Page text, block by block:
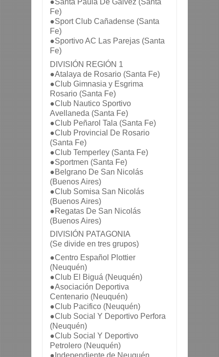
Fe)
●Sport Club Cañadense (Santa
Fe)
●Sportivo AC Las Parejas (Santa
Fe)
DIVISIÓN REGIÓN 1
●Atalaya de Rosario (Santa Fe)
●Club Gimnasia y Esgrima
Rosario (Santa Fe)
●Club Nautico Sportivo
Avellaneda (Santa Fe)
●Club Peñarol Tala (Santa Fe)
●Club Provincial De Rosario
(Santa Fe)
●Club Temperley (Santa Fe)
●Sportmen (Santa Fe)
●Belgrano De San Nicolás
(Buenos Aires)
●Club Somisa San Nicolás
(Buenos Aires)
●Regatas De San Nicolás
(Buenos Aires)
DIVISIÓN PATAGONIA
(Se divide en tres grupos)
●Centro Español Plottier
(Neuquén)
●Club El Biguá (Neuquén)
●Asociación Deportiva
Centenario (Neuquén)
●Club Pacifico (Neuquén)
●Club Social Y Deportivo Perfora
(Neuquén)
●Club Social Y Deportivo
Petrolero (Neuquén)